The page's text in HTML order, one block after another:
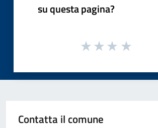
su questa pagina?
Contatta il comune